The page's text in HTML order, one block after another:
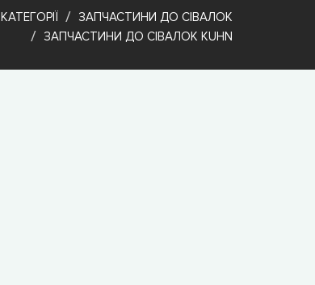
КАТЕГОРІЇ
ЗАПЧАСТИНИ ДО СІВАЛОК
ЗАПЧАСТИНИ ДО СІВАЛОК KUHN